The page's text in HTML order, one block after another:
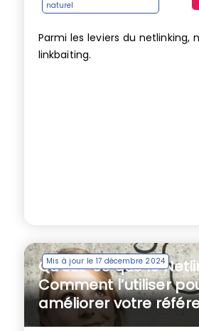
naturel
Parmi les leviers du netlinking,
linkbaiting.
Mis à jour le 17 décembre 2024
Qu’est-ce que le
Comment l’utiliser
améliorer votre